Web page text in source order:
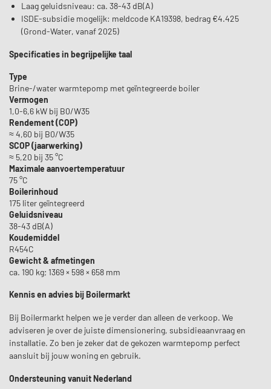
Laag geluidsniveau: ca. 38-43 dB(A)
ISDE-subsidie mogelijk: meldcode KA19398, bedrag €4.425
(Grond-Water, vanaf 2025)
Specificaties in begrijpelijke taal
Type
Brine-/water warmtepomp met geïntegreerde boiler
Vermogen
1,0-6,6 kW bij B0/W35
Rendement (COP)
≈ 4,60 bij B0/W35
SCOP (jaarwerking)
≈ 5,20 bij 35 °C
Maximale aanvoertemperatuur
75 °C
Boilerinhoud
175 liter geïntegreerd
Geluidsniveau
38-43 dB(A)
Koudemiddel
R454C
Gewicht & afmetingen
ca. 190 kg; 1369 × 598 × 658 mm
Kennis en advies bij Boilermarkt
Bij Boilermarkt helpen we je verder dan alleen de verkoop. We
adviseren je over de juiste dimensionering, subsidieaanvraag en
installatie. Zo ben je zeker dat de gekozen warmtepomp perfect
aansluit bij jouw woning en gebruik.
Ondersteuning vanuit Nederland